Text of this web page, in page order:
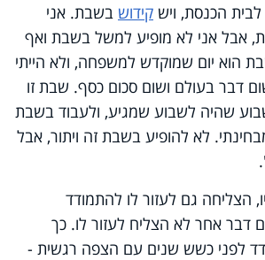
לבית הכנסת, ויש קידוש בשבת. אני
אבל אני לא מופיע למשל בשבת ואף
הוא יום שמוקדש למשפחה, ולא הייתי
דבר בעולם ושום סכום כסף. שבת זו
שהיה לשבוע שמגיע, ולעבוד בשבת
לא להופיע בשבת זה ויתור, אבל
הצליחה גם לעזור לו להתמודד
דבר אחר לא הצליח לעזור לו. כך
לפני כשש שנים עם הצפה רגשית -